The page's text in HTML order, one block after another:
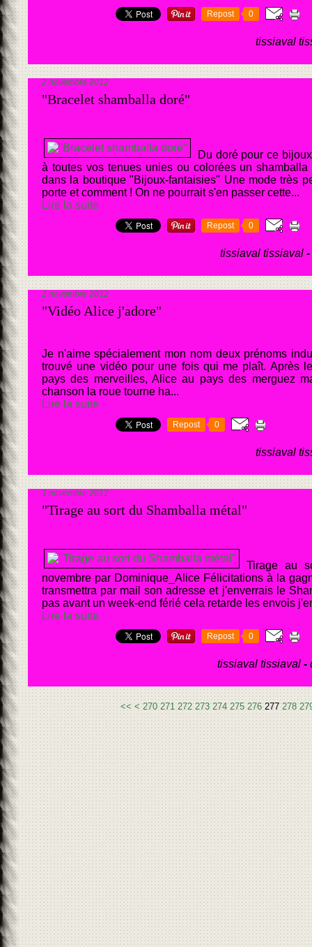
Repost 0
tissiaval
2 novembre 2012
"Bracelet shamballa doré"
Du doré pour ce
à toutes vos tenues unies ou colorées un
dans la boutique "Bijoux-fantaisies" Une mode très
porte et comment ! On ne pourrait s'en passer cette...
Lire la suite
Repost 0
tissiaval tissiaval -
2 novembre 2012
"Vidéo Alice j'adore"
Je n'aime spécialement mon nom deux prénoms
trouvé une vidéo pour une fois qui me plaît. Après
pays des merveilles, Alice au pays des merguez
chanson la roue tourne ha...
Lire la suite
Repost 0
tissiaval
1 novembre 2012
"Tirage au sort du Shamballa métal"
Tirage au
novembre par Dominique_Alice Félicitations à la
transmettra par mail son adresse et j'enverrais le
pas avant un week-end férié cela retarde les envois
Lire la suite
Repost 0
tissiaval tissiaval -
<< < 200
210
220
230
240
250
260
270 271 272 273 274 275 276 277 278